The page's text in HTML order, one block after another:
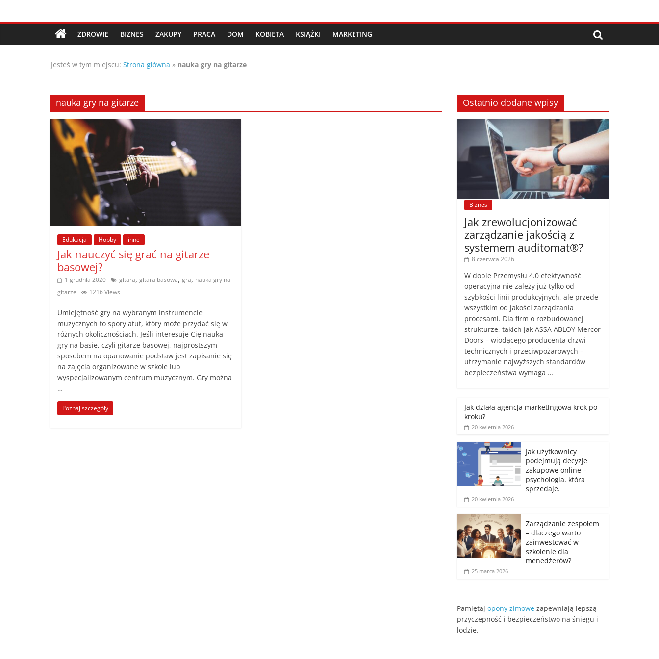
Porady,
wskazówki
oraz
ciekawe
rady
–
poznaj
poradniki.
Porady
praktyczne
porady
wskazówki
poradniki
na
każdy
temat
ZDROWIE BIZNES ZAKUPY PRACA DOM KOBIETA KSIĄŻKI MARKETING
Jesteś w tym miejscu: Strona główna » nauka gry na gitarze
nauka gry na gitarze
Edukacja Hobby inne
Jak nauczyć się grać na gitarze
basowej?
1 grudnia 2020 gitara, gitara basowa, gra, nauka gry na
gitarze
1216 Views
Umiejętność gry na wybranym instrumencie
muzycznych to spory atut, który może przydać się w
różnych okolicznościach. Jeśli interesuje Cię nauka
gry na basie, czyli gitarze basowej, najprostszym
sposobem na opanowanie podstaw jest zapisanie się
na zajęcia organizowane w szkole lub
wyspecjalizowanym centrum muzycznym. Gry można
…
Poznaj szczegóły
Ostatnio dodane wpisy
Biznes
Jak zrewolucjonizować
zarządzanie jakością z
systemem auditomat®?
8 czerwca 2026
W dobie Przemysłu 4.0 efektywność
operacyjna nie zależy już tylko od
szybkości linii produkcyjnych, ale przede
wszystkim od jakości zarządzania
procesami. Dla firm o rozbudowanej
strukturze, takich jak ASSA ABLOY Mercor
Doors – wiodącego producenta drzwi
technicznych i przeciwpożarowych –
utrzymanie najwyższych standardów
bezpieczeństwa wymaga …
Jak działa agencja marketingowa krok po
kroku?
20 kwietnia 2026
Jak użytkownicy
podejmują decyzje
zakupowe online –
psychologia, która
sprzedaje.
20 kwietnia 2026
Zarządzanie zespołem
– dlaczego warto
zainwestować w
szkolenie dla
menedżerów?
25 marca 2026
Pamiętaj opony zimowe zapewniają lepszą
przyczepność i bezpieczeństwo na śniegu i
lodzie.